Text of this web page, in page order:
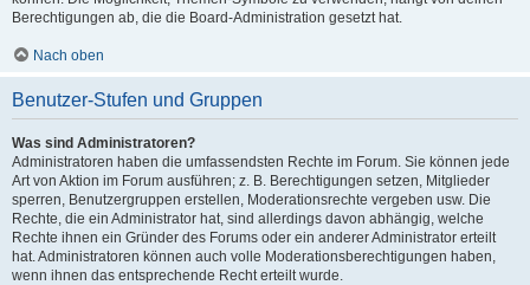
Berechtigungen ab, die die Board-Administration gesetzt hat.
Nach oben
Benutzer-Stufen und Gruppen
Was sind Administratoren?
Administratoren haben die umfassendsten Rechte im Forum. Sie können jede
Art von Aktion im Forum ausführen; z. B. Berechtigungen setzen, Mitglieder
sperren, Benutzergruppen erstellen, Moderationsrechte vergeben usw. Die
Rechte, die ein Administrator hat, sind allerdings davon abhängig, welche
Rechte ihnen ein Gründer des Forums oder ein anderer Administrator erteilt
hat. Administratoren können auch volle Moderationsberechtigungen haben,
wenn ihnen das entsprechende Recht erteilt wurde.